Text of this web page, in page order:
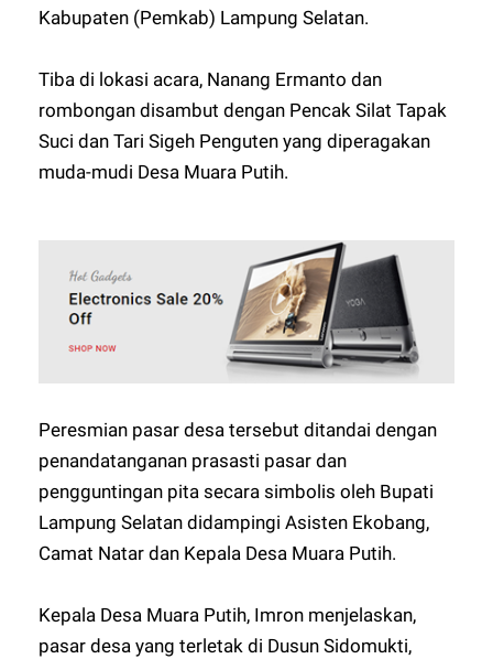
Kabupaten (Pemkab) Lampung Selatan.
Tiba di lokasi acara, Nanang Ermanto dan
rombongan disambut dengan Pencak Silat Tapak
Suci dan Tari Sigeh Penguten yang diperagakan
muda-mudi Desa Muara Putih.
Peresmian pasar desa tersebut ditandai dengan
penandatanganan prasasti pasar dan
pengguntingan pita secara simbolis oleh Bupati
Lampung Selatan didampingi Asisten Ekobang,
Camat Natar dan Kepala Desa Muara Putih.
Kepala Desa Muara Putih, Imron menjelaskan,
pasar desa yang terletak di Dusun Sidomukti,